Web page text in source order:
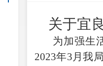
关于宜
为加强生
2023年3月我